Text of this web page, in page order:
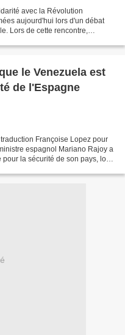
avec la Révolution
aujourd'hui lors d'un débat
Lors de cette rencontre,
le Venezuela est
de l'Espagne
Françoise Lopez pour
espagnol Mariano Rajoy a
la sécurité de son pays, lors